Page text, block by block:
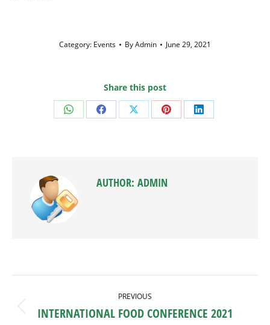
Category: Events ByAdmin June 29, 2021
Share this post
Share Share Share Share Share
AUTHOR: ADMIN
NAVIGATION
PREVIOUS
Previous
INTERNATIONAL FOOD CONFERENCE 2021